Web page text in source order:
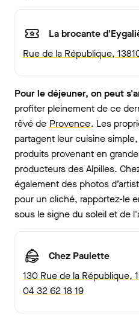
La brocante
Rue de la République,
Pour le déjeuner, on peut
profiter pleinement de ce
rêvé de Provence. Les
partagent leur cuisine
produits provenant en
producteurs des Alpilles.
également des photos
pour un cliché, rapportez-le
sous le signe du soleil et de
Chez Paulette
130 Rue de la République,
04 32 62 18 19